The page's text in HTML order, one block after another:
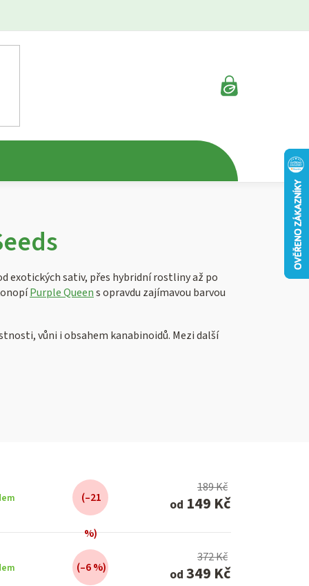
NÁKUPNÍ
exotických sativ, přes hybridní rostliny až po
Purple Queens opravdu zajímavou barvou
vůni i obsahem kanabinoidů. Mezi další
189 Kč
(–21
%)
od 149 Kč
372 Kč
(–6 %) od 349 Kč